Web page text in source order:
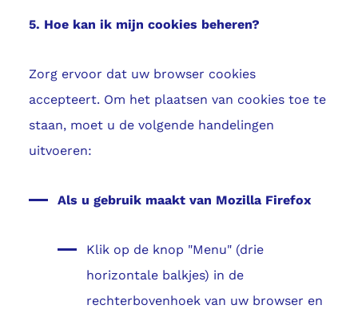
5. Hoe kan ik mijn cookies beheren?
Zorg ervoor dat uw browser cookies
accepteert. Om het plaatsen van cookies toe te
staan, moet u de volgende handelingen
uitvoeren:
Als u gebruik maakt van Mozilla Firefox
Klik op de knop "Menu" (drie
horizontale balkjes) in de
rechterbovenhoek van uw browser en